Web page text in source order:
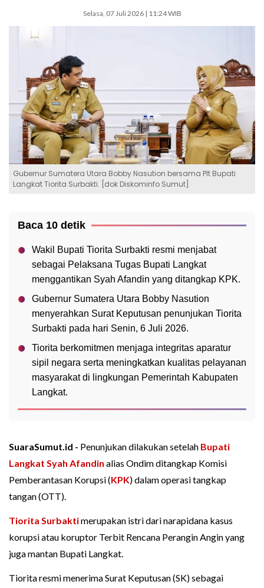
Selasa, 07 Juli 2026 | 11:24 WIB
Gubernur Sumatera Utara Bobby Nasution bersama Plt Bupati
Langkat Tiorita Surbakti. [dok Diskominfo Sumut]
Baca 10 detik
Wakil Bupati Tiorita Surbakti resmi menjabat
sebagai Pelaksana Tugas Bupati Langkat
menggantikan Syah Afandin yang ditangkap KPK.
Gubernur Sumatera Utara Bobby Nasution
menyerahkan Surat Keputusan penunjukan Tiorita
Surbakti pada hari Senin, 6 Juli 2026.
Tiorita berkomitmen menjaga integritas aparatur
sipil negara serta meningkatkan kualitas pelayanan
masyarakat di lingkungan Pemerintah Kabupaten
Langkat.
SuaraSumut.id - Penunjukan dilakukan setelah Bupati
Langkat Syah Afandin alias Ondim ditangkap Komisi
Pemberantasan Korupsi (KPK) dalam operasi tangkap
tangan (OTT).
Tiorita Surbaktimerupakan istri dari narapidana kasus
korupsi atau koruptor Terbit Rencana Perangin Angin yang
juga mantan Bupati Langkat.
Tiorita resmi menerima Surat Keputusan (SK) sebagai